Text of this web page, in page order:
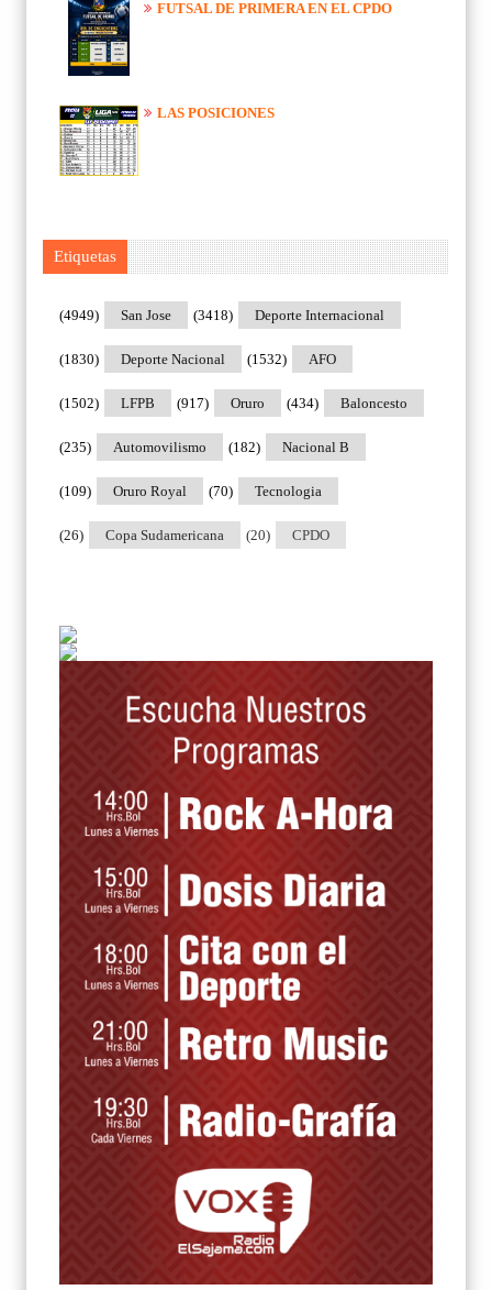
FUTSAL DE PRIMERA EN EL CPDO
LAS POSICIONES
Etiquetas
San Jose
(4949) Deporte Internacional
(3418)
Deporte Nacional
(1830) AFO
(1532)
LFPB
(1502) Oruro
(917) Baloncesto
(434)
Automovilismo
(235) Nacional B
(182)
Oruro Royal
(109) Tecnologia
(70)
Copa Sudamericana
(26) CPDO
(20)